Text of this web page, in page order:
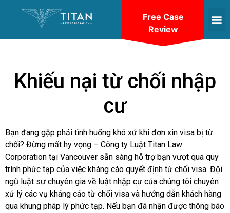
Khiếu nại từ chối nhập
cư
Bạn đang gặp phải tình huống khó xử khi đơn xin visa bị từ
chối? Đừng mất hy vọng – Công ty Luật Titan Law
Corporation tại Vancouver sẵn sàng hỗ trợ bạn vượt qua quy
trình phức tạp của việc kháng cáo quyết định từ chối visa. Đội
ngũ luật sư chuyên gia về luật nhập cư của chúng tôi chuyên
xử lý các vụ kháng cáo từ chối visa và hướng dẫn khách hàng
qua khung pháp lý phức tạp. Nếu bạn đã nhận được thông báo
Free Case
Review